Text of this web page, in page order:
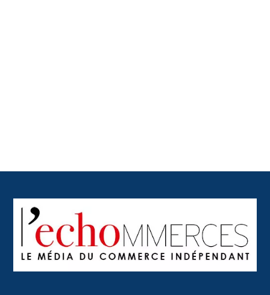
To
Top